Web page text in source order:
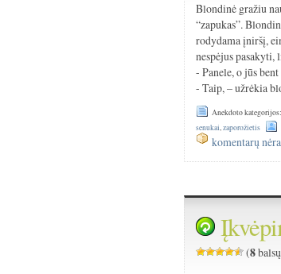
Blondinė gražiu
“zapukas”.
rodydama įniršį,
nespėjus pasakyti,
- Panele, o jūs
- Taip, – užrėkia
Anekdoto
senukai,zaporožietis
komentarų
(8